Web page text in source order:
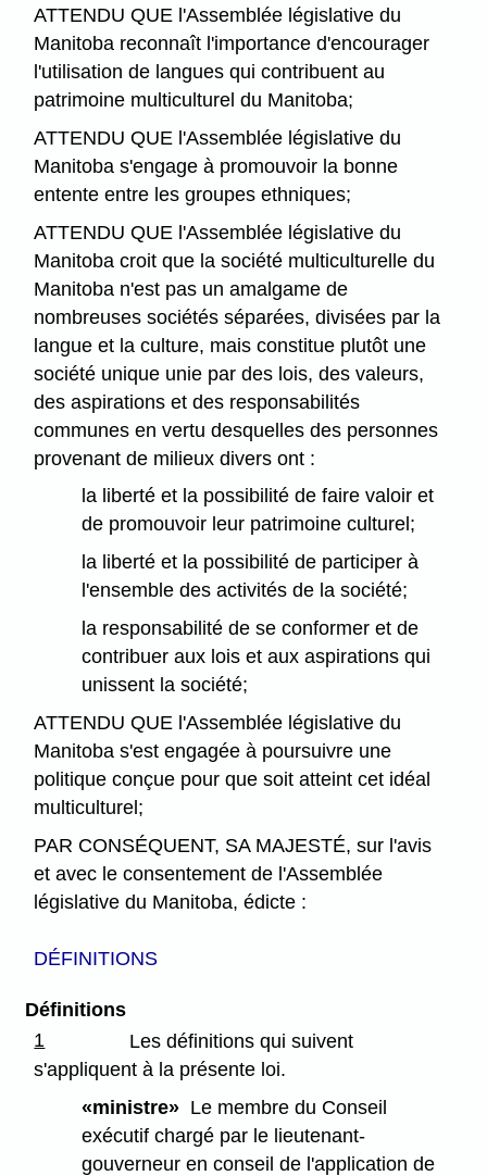
ATTENDU QUE l'Assemblée législative du
Manitoba reconnaît l'importance d'encourager
l'utilisation de langues qui contribuent au
patrimoine multiculturel du Manitoba;
ATTENDU QUE l'Assemblée législative du
Manitoba s'engage à promouvoir la bonne
entente entre les groupes ethniques;
ATTENDU QUE l'Assemblée législative du
Manitoba croit que la société multiculturelle du
Manitoba n'est pas un amalgame de
nombreuses sociétés séparées, divisées par la
langue et la culture, mais constitue plutôt une
société unique unie par des lois, des valeurs,
des aspirations et des responsabilités
communes en vertu desquelles des personnes
provenant de milieux divers ont :
la liberté et la possibilité de faire valoir et
de promouvoir leur patrimoine culturel;
la liberté et la possibilité de participer à
l'ensemble des activités de la société;
la responsabilité de se conformer et de
contribuer aux lois et aux aspirations qui
unissent la société;
ATTENDU QUE l'Assemblée législative du
Manitoba s'est engagée à poursuivre une
politique conçue pour que soit atteint cet idéal
multiculturel;
PAR CONSÉQUENT, SA MAJESTÉ, sur l'avis
et avec le consentement de l'Assemblée
législative du Manitoba, édicte :
DÉFINITIONS
Définitions
1
Les définitions qui suivent
s'appliquent à la présente loi.
«ministre» Le membre du Conseil
exécutif chargé par le lieutenant-
gouverneur en conseil de l'application de